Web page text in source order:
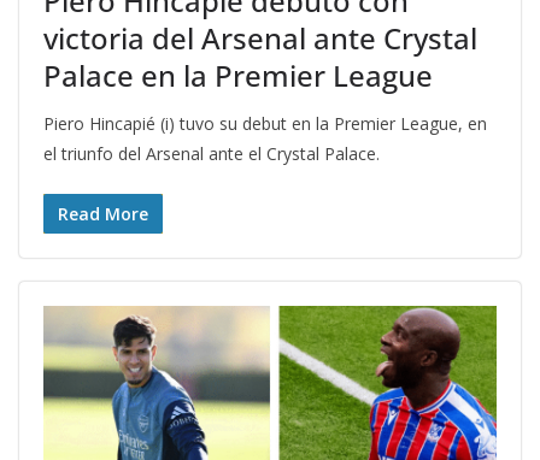
victoria del Arsenal ante Crystal
Palace en la Premier League
Piero Hincapié (i) tuvo su debut en la Premier League, en
el triunfo del Arsenal ante el Crystal Palace.
Read More